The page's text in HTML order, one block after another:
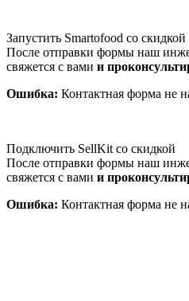
Запустить Smartofood со скидкой
После отправки формы наш
свяжется с вами и
Ошибка: Контактная форма не
Подключить SellKit со скидкой
После отправки формы наш
свяжется с вами и
Ошибка: Контактная форма не